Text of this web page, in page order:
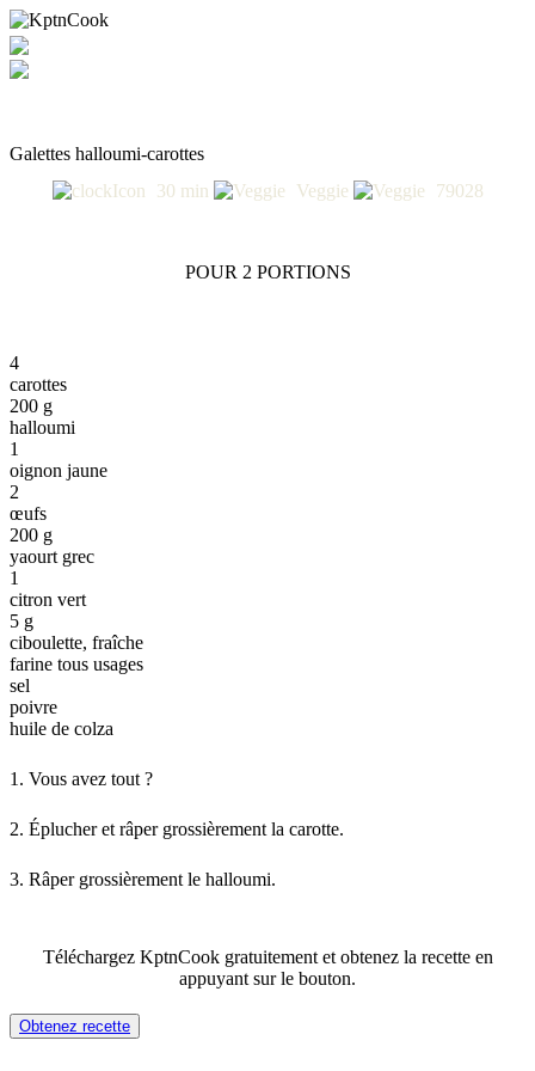
Galettes halloumi-carottes
30 min
Veggie 79028
POUR 2 PORTIONS
4
carottes
200 g
halloumi
1
oignon jaune
2
œufs
200 g
yaourt grec
1
citron vert
5 g
ciboulette, fraîche
farine tous usages
sel
poivre
huile de colza
1. Vous avez tout ?
2. Éplucher et râper grossièrement la carotte.
3. Râper grossièrement le halloumi.
Téléchargez KptnCook gratuitement et obtenez la recette en
appuyant sur le bouton.
Obtenez recette